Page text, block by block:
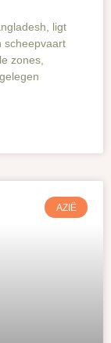
ligt
scheepvaart
zones,
AZIË